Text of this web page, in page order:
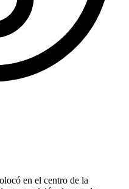
en el centro de la